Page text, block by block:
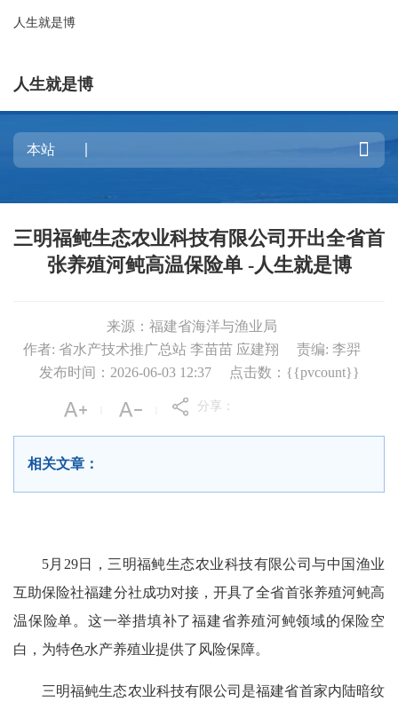
人生就是博
人生就是博

三明福鲀生态农业科技有限公司开出全省首
张养殖河鲀高温保险单 -人生就是博
来源：福建省海洋与渔业局
作者: 省水产技术推广总站 李苗苗 应建翔
责编: 李羿
发布时间：2026-06-03 12:37
点击数：{{pvcount}}
分享：
相关文章：
5月29日，三明福鲀生态农业科技有限公司与中国渔业
互助保险社福建分社成功对接，开具了全省首张养殖河鲀高
温保险单。这一举措填补了福建省养殖河鲀领域的保险空
白，为特色水产养殖业提供了风险保障。
三明福鲀生态农业科技有限公司是福建省首家内陆暗纹